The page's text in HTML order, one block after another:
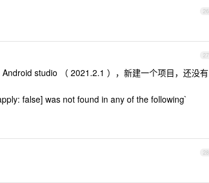
26
27
studio （ 2021.2.1 ），新建一个项目，还没有
false] was not found in any of the following`
28